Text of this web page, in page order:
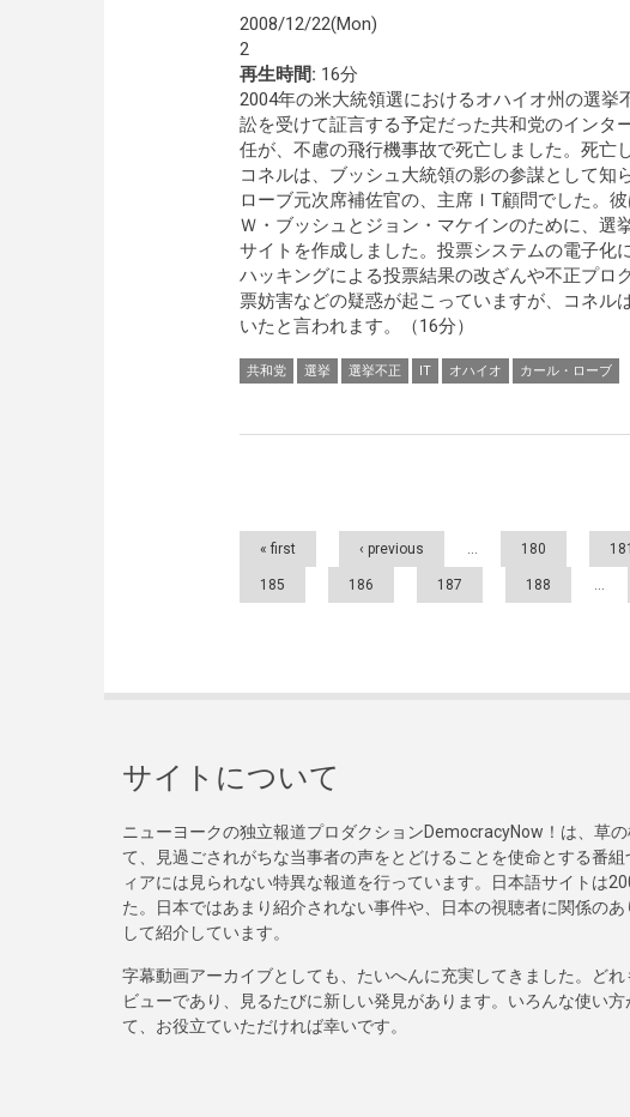
2008/12/22(Mon)
2
再生時間: 16分
2004年の米大統領選におけるオハイオ州の選挙
訟を受けて証言する予定だった共和党のインタ
任が、不慮の飛行機事故で死亡しました。死亡
コネルは、ブッシュ大統領の影の参謀として知
ローブ元次席補佐官の、主席ＩT顧問でした。彼
Ｗ・ブッシュとジョン・マケインのために、選
サイトを作成しました。投票システムの電子化
ハッキングによる投票結果の改ざんや不正プロ
票妨害などの疑惑が起こっていますが、コネル
いたと言われます。（16分）
共和党 選挙 選挙不正 IT オハイオ カール・ローブ
Pages
« first ‹ previous … 180 181
185 186 187 188 …
サイトについて
ニューヨークの独立報道プロダクションDemocracyNow！は、草
て、見過ごされがちな当事者の声をとどけることを使命とする番
ィアには見られない特異な報道を行っています。日本語サイトは
た。日本ではあまり紹介されない事件や、日本の視聴者に関係の
して紹介しています。
字幕動画アーカイブとしても、たいへんに充実してきました。どれ
ビューであり、見るたびに新しい発見があります。いろんな使い方
て、お役立ていただければ幸いです。